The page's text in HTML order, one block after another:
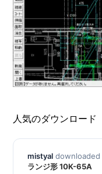
人気のダウンロード
mistyal downloaded
ランジ形 10K-65A